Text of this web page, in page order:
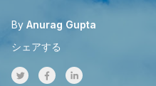
By Anurag Gupta
シェアする
Share on Twitter
Share on Facebook
Share on LinkedInr